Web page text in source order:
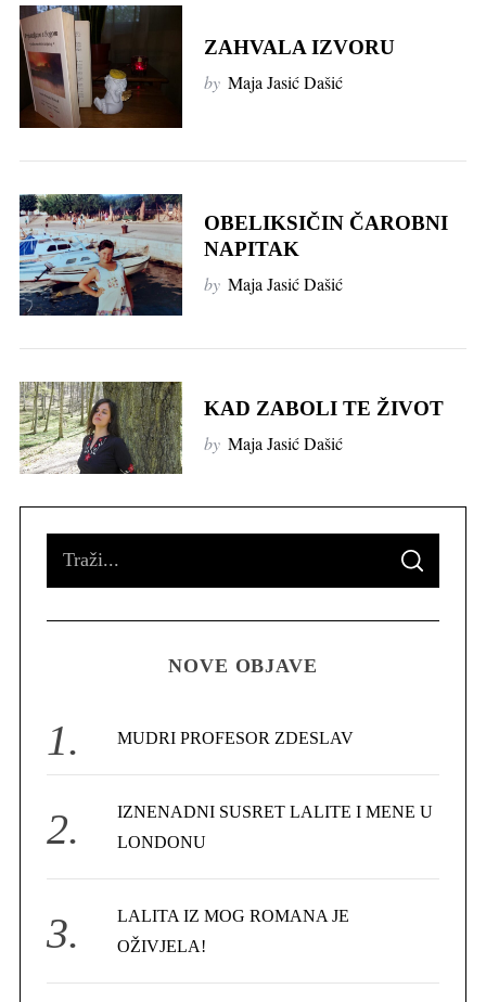
ZAHVALA IZVORU
by Maja Jasić Dašić
OBELIKSIČIN ČAROBNI
NAPITAK
by Maja Jasić Dašić
KAD ZABOLI TE ŽIVOT
by Maja Jasić Dašić
o
S
A
C
NOVE OBJAVE
MUDRI PROFESOR ZDESLAV
IZNENADNI SUSRET LALITE I MENE U
LONDONU
LALITA IZ MOG ROMANA JE
OŽIVJELA!
S
e